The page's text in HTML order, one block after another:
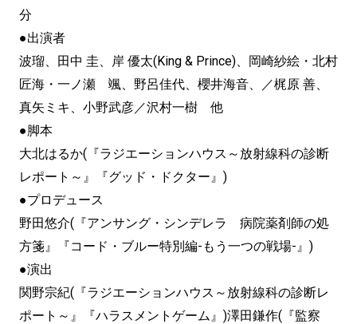
分
●出演者
波瑠、田中 圭、岸 優太(King & Prince)、岡崎紗絵・北村
匠海・一ノ瀬 颯、野呂佳代、櫻井海音、／梶原 善、
真矢ミキ、小野武彦／沢村一樹 他
●脚本
大北はるか(『ラジエーションハウス～放射線科の診断
レポート～』『グッド・ドクター』)
●プロデュース
野田悠介(『アンサング・シンデレラ 病院薬剤師の処
方箋』『コード・ブルー特別編-もう一つの戦場-』)
●演出
関野宗紀(『ラジエーションハウス～放射線科の診断レ
ポート～』『ハラスメントゲーム』)澤田鎌作(『監察